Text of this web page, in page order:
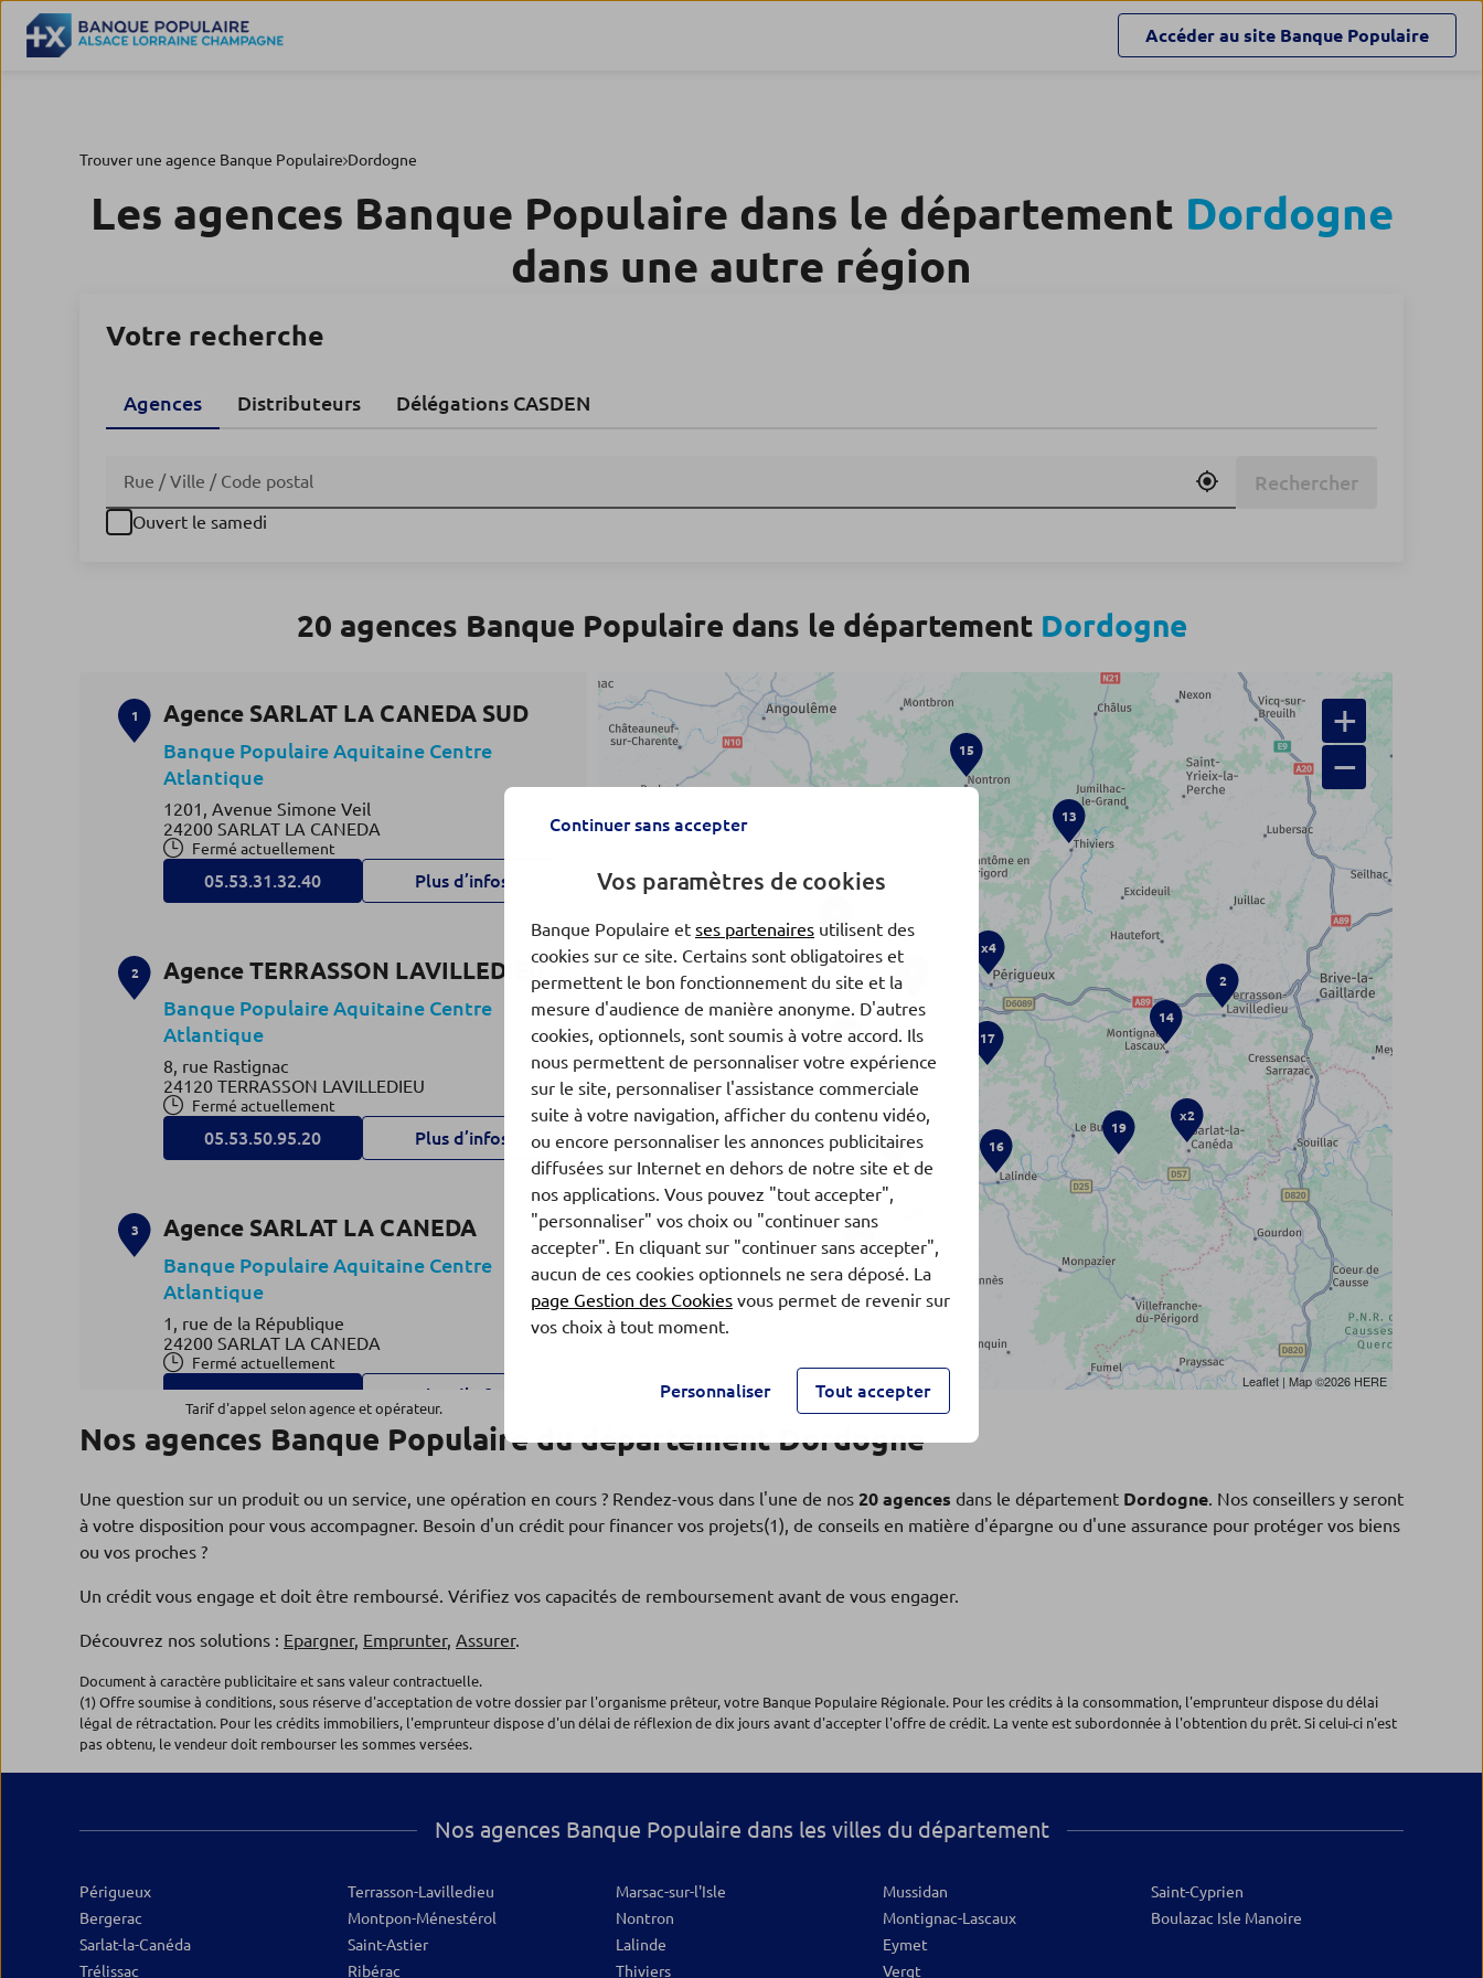
Accéder au site Banque Populaire
Trouver une agence Banque Populaire Dordogne
Les agences Banque Populaire dans le département Dordogne
dans une autre région
Votre recherche
Agences Distributeurs Délégations CASDEN
Utiliser ma position
Ouvert le samedi
Rechercher
20 agences Banque Populaire dans le département Dordogne
1 Agence SARLAT LA CANEDA SUD
Banque Populaire Aquitaine Centre
Atlantique
1201, Avenue Simone Veil
24200 SARLAT LA CANEDA
Fermé actuellement
05.53.31.32.40 Plus d’infos
2 Agence TERRASSON LAVILLEDIEU
Banque Populaire Aquitaine Centre
Atlantique
8, rue Rastignac
24120 TERRASSON LAVILLEDIEU
Fermé actuellement
05.53.50.95.20 Plus d’infos
3 Agence SARLAT LA CANEDA
Banque Populaire Aquitaine Centre
Atlantique
1, rue de la République
24200 SARLAT LA CANEDA
Fermé actuellement
05.53.31.32.10 Plus d’infos
Banque Populaire Aquitaine Centre
Atlantique
24500 EYMET
05.53.23.60.50 Plus d’infos
5 Agence ST ASTIER
Banque Populaire Aquitaine Centre
10, PLACE DE LA REPUBLIQUE
Plus d’infos
16
15
13
17
x2
10
x4
14
2
19
x2
+
−
Leaflet | Map ©2026 HERE
Tarif d'appel selon agence et opérateur.
Nos agences Banque Populaire du département Dordogne
Une question sur un produit ou un service, une opération en cours ? Rendez-vous dans l'une de nos 20 agences dans le département Dordogne. Nos conseillers y seront
à votre disposition pour vous accompagner. Besoin d'un crédit pour financer vos projets(1), de conseils en matière d'épargne ou d'une assurance pour protéger vos biens
ou vos proches ?
Un crédit vous engage et doit être remboursé. Vérifiez vos capacités de remboursement avant de vous engager.
Découvrez nos solutions : Epargner, Emprunter, Assurer.
Document à caractère publicitaire et sans valeur contractuelle.
(1) Offre soumise à conditions, sous réserve d'acceptation de votre dossier par l'organisme prêteur, votre Banque Populaire Régionale. Pour les crédits à la consommation, l'emprunteur dispose du délai
légal de rétractation. Pour les crédits immobiliers, l'emprunteur dispose d'un délai de réflexion de dix jours avant d'accepter l'offre de crédit. La vente est subordonnée à l'obtention du prêt. Si celui-ci n'est
pas obtenu, le vendeur doit rembourser les sommes versées.
Nos agences Banque Populaire dans les villes du département
Périgueux
Bergerac
Sarlat-la-Canéda
Trélissac
Terrasson-Lavilledieu
Montpon-Ménestérol
Saint-Astier
Ribérac
Marsac-sur-l'Isle
Nontron
Lalinde
Thiviers
Mussidan
Montignac-Lascaux
Eymet
Vergt
Saint-Cyprien
Boulazac Isle Manoire
Continuer sans accepter
Vos paramètres de cookies
Banque Populaire et ses partenaires utilisent des
cookies sur ce site. Certains sont obligatoires et
permettent le bon fonctionnement du site et la
mesure d'audience de manière anonyme. D'autres
cookies, optionnels, sont soumis à votre accord. Ils
nous permettent de personnaliser votre expérience
sur le site, personnaliser l'assistance commerciale
suite à votre navigation, afficher du contenu vidéo,
ou encore personnaliser les annonces publicitaires
diffusées sur Internet en dehors de notre site et de
nos applications. Vous pouvez "tout accepter",
"personnaliser" vos choix ou "continuer sans
accepter". En cliquant sur "continuer sans accepter",
aucun de ces cookies optionnels ne sera déposé. La
page Gestion des Cookies vous permet de revenir sur
vos choix à tout moment.
Personnaliser Tout accepter